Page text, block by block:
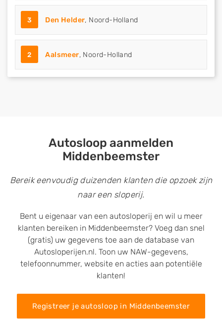
3 Den Helder, Noord-Holland
2 Aalsmeer, Noord-Holland
Autosloop aanmelden
Middenbeemster
Bereik eenvoudig duizenden klanten die opzoek zijn
naar een sloperij.
Bent u eigenaar van een autosloperij en wil u meer
klanten bereiken in Middenbeemster? Voeg dan snel
(gratis) uw gegevens toe aan de database van
Autosloperijen.nl. Toon uw NAW-gegevens,
telefoonnummer, website en acties aan potentiële
klanten!
Registreer je autosloop in Middenbeemster